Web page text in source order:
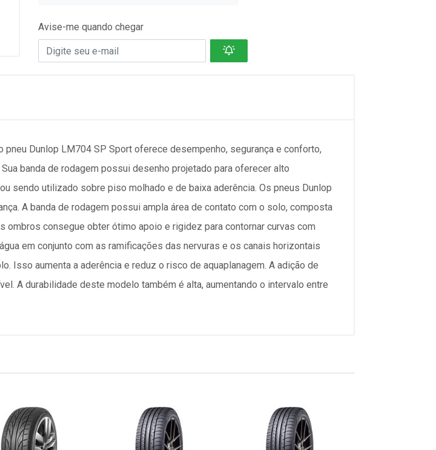
Avise-me quando chegar
Dunlop LM704 SP Sport oferece desempenho, segurança e conforto,
banda de rodagem possui desenho projetado para oferecer alto
sendo utilizado sobre piso molhado e de baixa aderência. Os pneus Dunlop
A banda de rodagem possui ampla área de contato com o solo, composta
ombros consegue obter ótimo apoio e rigidez para contornar curvas com
em conjunto com as ramificações das nervuras e os canais horizontais
Isso aumenta a aderência e reduz o risco de aquaplanagem. A adição de
A durabilidade deste modelo também é alta, aumentando o intervalo entre